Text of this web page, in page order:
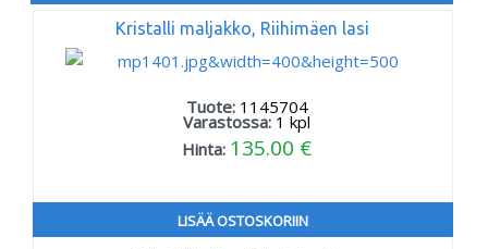
Kristalli maljakko, Riihimäen lasi
Tuote: 1145704
Varastossa: 1 kpl
Hinta: 135.00 €
LISÄÄ OSTOSKORIIN